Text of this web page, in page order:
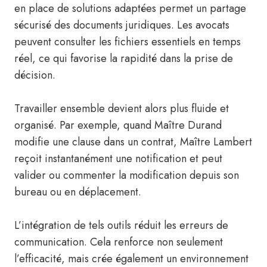
en place de solutions adaptées permet un partage
sécurisé des documents juridiques. Les avocats
peuvent consulter les fichiers essentiels en temps
réel, ce qui favorise la rapidité dans la prise de
décision.
Travailler ensemble devient alors plus fluide et
organisé. Par exemple, quand Maître Durand
modifie une clause dans un contrat, Maître Lambert
reçoit instantanément une notification et peut
valider ou commenter la modification depuis son
bureau ou en déplacement.
L’intégration de tels outils réduit les erreurs de
communication. Cela renforce non seulement
l’efficacité, mais crée également un environnement